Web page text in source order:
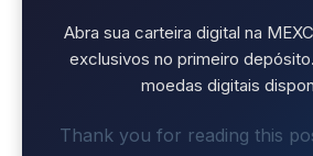
Abra sua carteira digital na
exclusivos no primeiro
moedas digitais
Thank you for reading this